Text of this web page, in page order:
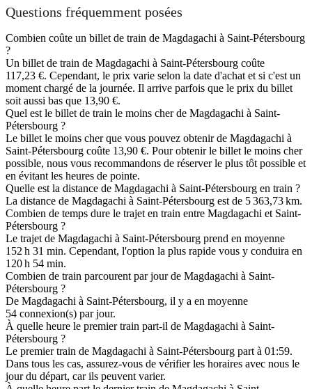
Questions fréquemment posées
Combien coûte un billet de train de Magdagachi à Saint-Pétersbourg
?
Un billet de train de Magdagachi à Saint-Pétersbourg coûte
117,23 €. Cependant, le prix varie selon la date d'achat et si c'est un
moment chargé de la journée. Il arrive parfois que le prix du billet
soit aussi bas que 13,90 €.
Quel est le billet de train le moins cher de Magdagachi à Saint-
Pétersbourg ?
Le billet le moins cher que vous pouvez obtenir de Magdagachi à
Saint-Pétersbourg coûte 13,90 €. Pour obtenir le billet le moins cher
possible, nous vous recommandons de réserver le plus tôt possible et
en évitant les heures de pointe.
Quelle est la distance de Magdagachi à Saint-Pétersbourg en train ?
La distance de Magdagachi à Saint-Pétersbourg est de 5 363,73 km.
Combien de temps dure le trajet en train entre Magdagachi et Saint-
Pétersbourg ?
Le trajet de Magdagachi à Saint-Pétersbourg prend en moyenne
152 h 31 min. Cependant, l'option la plus rapide vous y conduira en
120 h 54 min.
Combien de train parcourent par jour de Magdagachi à Saint-
Pétersbourg ?
De Magdagachi à Saint-Pétersbourg, il y a en moyenne
54 connexion(s) par jour.
À quelle heure le premier train part-il de Magdagachi à Saint-
Pétersbourg ?
Le premier train de Magdagachi à Saint-Pétersbourg part à 01:59.
Dans tous les cas, assurez-vous de vérifier les horaires avec nous le
jour du départ, car ils peuvent varier.